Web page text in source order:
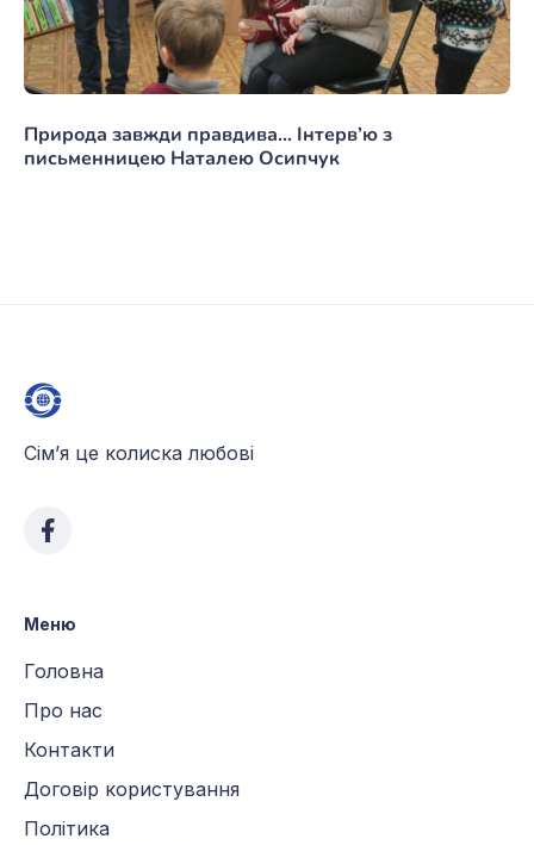
Природа завжди правдива… Інтерв’ю з
письменницею Наталею Осипчук
Сім’я це колиска любові
Меню
Головна
Про нас
Контакти
Договір користування
Політика